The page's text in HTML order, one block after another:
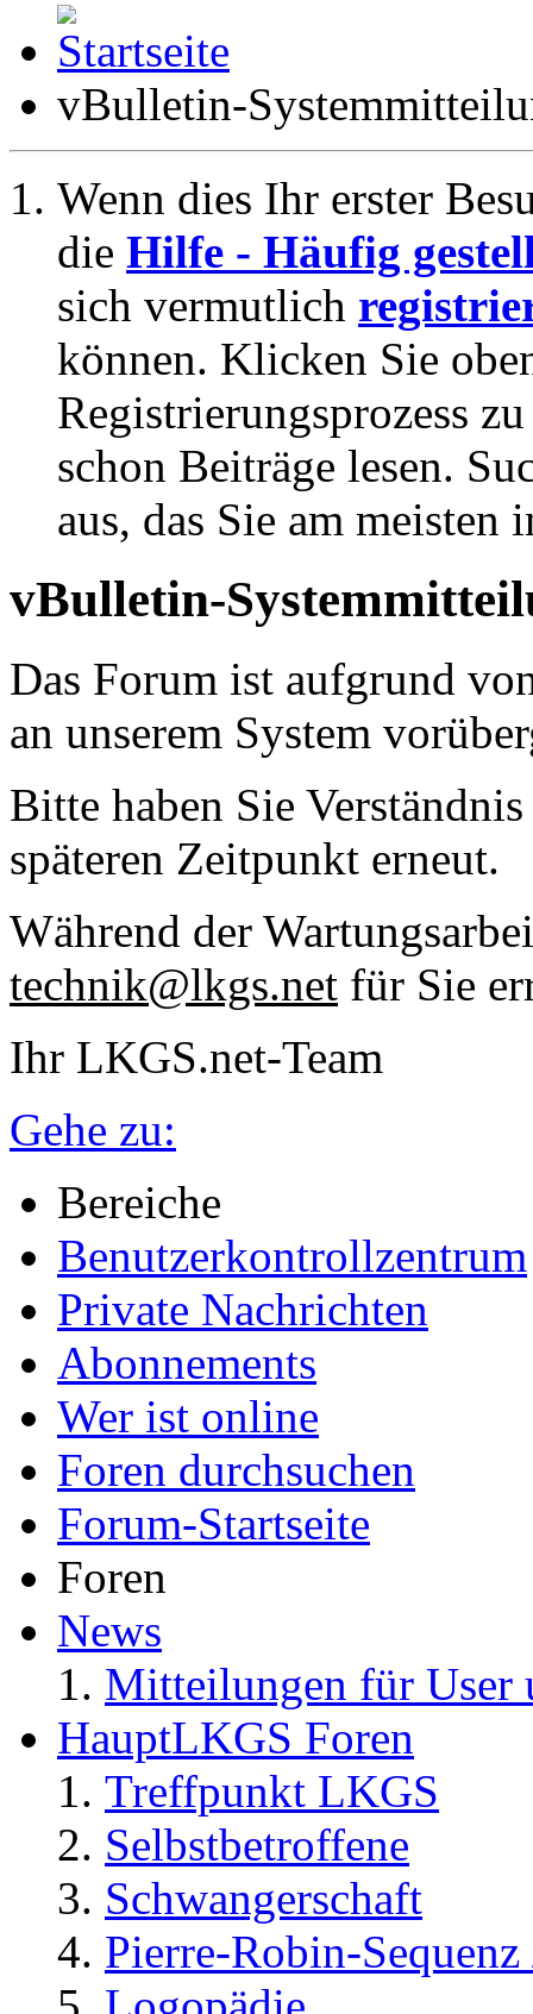
vBulletin-
Wenn dies Ihr erster
die Hilfe - Häufig
sich vermutlich
können. Klicken Sie
Registrierungsprozess
schon Beiträge lesen.
aus, das Sie am meisten
vBulletin-
Das Forum ist aufgrund
an unserem System
Bitte haben Sie
späteren Zeitpunkt erneut.
Während der
technik@lkgs.net für Sie
Ihr LKGS.net-Team
Gehe zu:
Bereiche
Benutzerkontrollzentrum
Private Nachrichten
Abonnements
Wer ist online
Foren durchsuchen
Forum-Startseite
Foren
News
Mitteilungen für User
HauptLKGS Foren
Treffpunkt LKGS
Selbstbetroffene
Schwangerschaft
Pierre-Robin-